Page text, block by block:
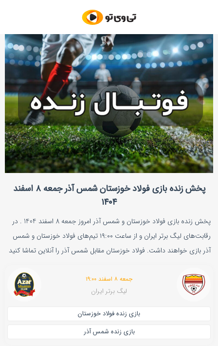
پخش زنده بازی فولاد خوزستان شمس آذر جمعه ۸ اسفند
۱۴۰۴
پخش زنده بازی فولاد خوزستان و شمس آذر امروز جمعه 8 اسفند 1404 . در
رقابت‌های لیگ برتر ایران و از ساعت ۱۹:۰۰ تیم‌های فولاد خوزستان و شمس
آذر بازی خواهند داشت. فولاد خوزستان مقابل شمس آذر را آنلاین تماشا کنید
جمعه ۸ اسفند ۱۹:۰۰
لیگ برتر ایران
بازی زنده فولاد خوزستان
بازی زنده شمس آذر